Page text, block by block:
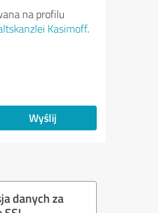
na profilu
Kasimoff.
Wyślij
danych za